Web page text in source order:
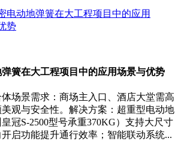
簧在大工程项目中的应用场景与优势
场景需求：商场主入口、酒店大堂需高
观与安全性。解决方案：超重型电动地
冠S-2500型号承重370KG）支持大尺寸
启功能提升通行效率；智能联动系统...